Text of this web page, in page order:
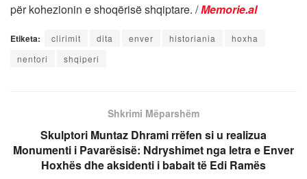
për kohezionin e shoqërisë shqiptare. /Memorie.al
Etiketa: clirimit dita enver historiania
hoxha
nentori
shqiperi
Shkrimi Mëparshëm
Skulptori Muntaz Dhrami rrëfen si u realizua
Monumenti i Pavarësisë: Ndryshimet nga letra e Enver
Hoxhës dhe aksidenti i babait të Edi Ramës